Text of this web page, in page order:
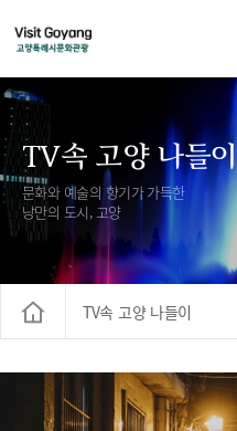
TV속 고양 나들이
문화와 예술의 향기가 가득한
낭만의 도시, 고양
TV속 고양 나들이